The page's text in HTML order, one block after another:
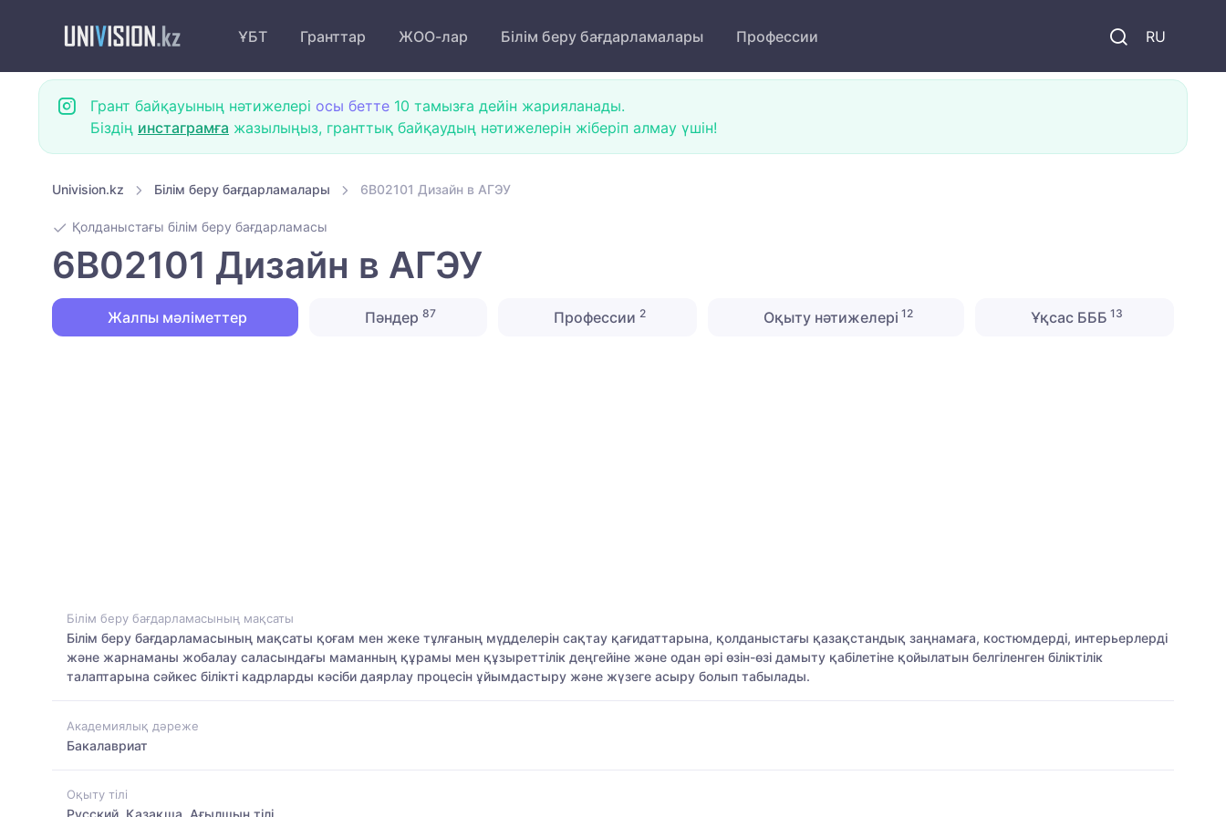
RU
ҰБТ Гранттар ЖОО-лар Білім беру бағдарламалары Профессии
Грант байқауының нәтижелері осы бетте 10 тамызға дейін жарияланады.
Біздің инстаграмға жазылыңыз, гранттық байқаудың нәтижелерін жіберіп алмау үшін!
Univision.kz Білім беру бағдарламалары 6B02101 Дизайн в АГЭУ
Қолданыстағы білім беру бағдарламасы
6B02101 Дизайн в АГЭУ
Жалпы мәліметтер Пәндер 87 Профессии 2 Оқыту нәтижелері 12 Ұқсас БББ 13
Білім беру бағдарламасының мақсаты
Білім беру бағдарламасының мақсаты қоғам мен жеке тұлғаның мүдделерін сақтау қағидаттарына, қолданыстағы қазақстандық заңнамаға, костюмдерді, интерьерлерді
және жарнаманы жобалау саласындағы маманның құрамы мен құзыреттілік деңгейіне және одан әрі өзін-өзі дамыту қабілетіне қойылатын белгіленген біліктілік
талаптарына сәйкес білікті кадрларды кәсіби даярлау процесін ұйымдастыру және жүзеге асыру болып табылады.
Академиялық дәреже
Бакалавриат
Оқыту тілі
Русский, Қазақша, Ағылшын тілі